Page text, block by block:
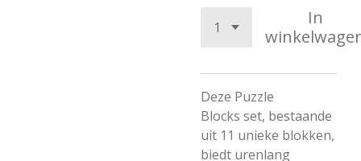
In
Deze Puzzle
Blocks set, bestaande
uit 11 unieke blokken,
biedt urenlang